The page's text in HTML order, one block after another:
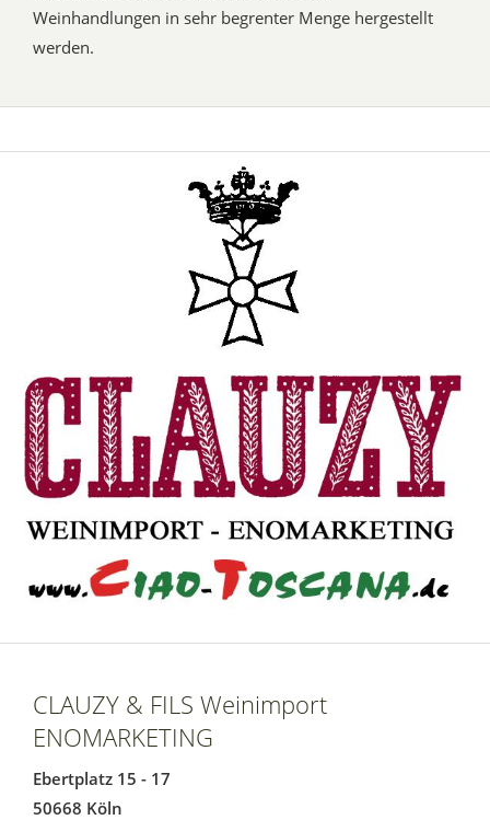
Weinhandlungen in sehr begrenter Menge hergestellt
werden.
CLAUZY & FILS Weinimport
ENOMARKETING
Ebertplatz 15 - 17
50668 Köln